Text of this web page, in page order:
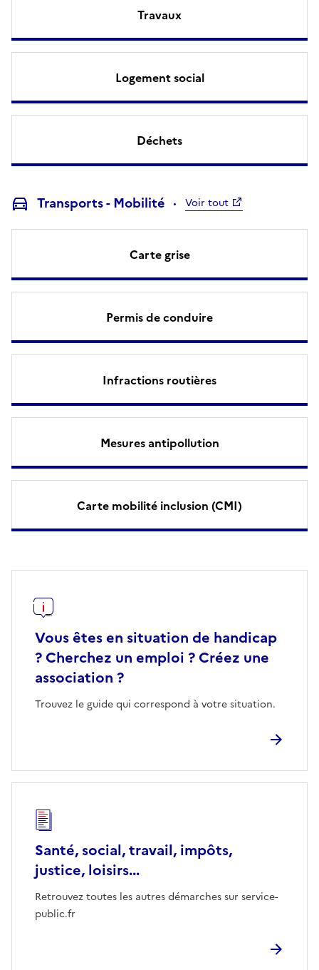
Travaux
Logement social
Déchets
Transports - Mobilité Voir tout
Carte grise
Permis de conduire
Infractions routières
Mesures antipollution
Carte mobilité inclusion (CMI)
Vous êtes en situation de handicap
? Cherchez un emploi ? Créez une
association ?
Trouvez le guide qui correspond à votre situation.
Santé, social, travail, impôts,
justice, loisirs...
Retrouvez toutes les autres démarches sur service-
public.fr